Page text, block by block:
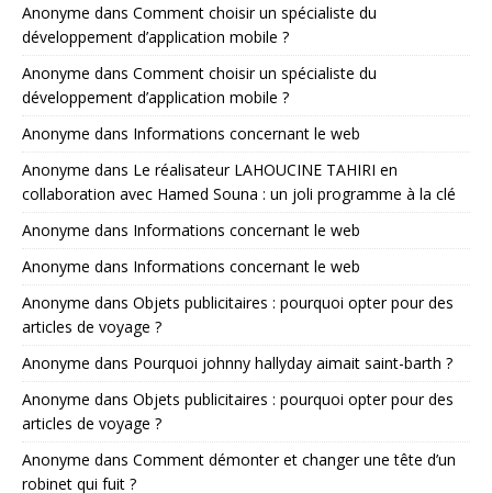
Anonyme dans Comment choisir un spécialiste du
développement d’application mobile ?
Anonyme dans Comment choisir un spécialiste du
développement d’application mobile ?
Anonyme dans Informations concernant le web
Anonyme dans Le réalisateur LAHOUCINE TAHIRI en
collaboration avec Hamed Souna : un joli programme à la clé
Anonyme dans Informations concernant le web
Anonyme dans Informations concernant le web
Anonyme dans Objets publicitaires : pourquoi opter pour des
articles de voyage ?
Anonyme dans Pourquoi johnny hallyday aimait saint-barth ?
Anonyme dans Objets publicitaires : pourquoi opter pour des
articles de voyage ?
Anonyme dans Comment démonter et changer une tête d’un
robinet qui fuit ?